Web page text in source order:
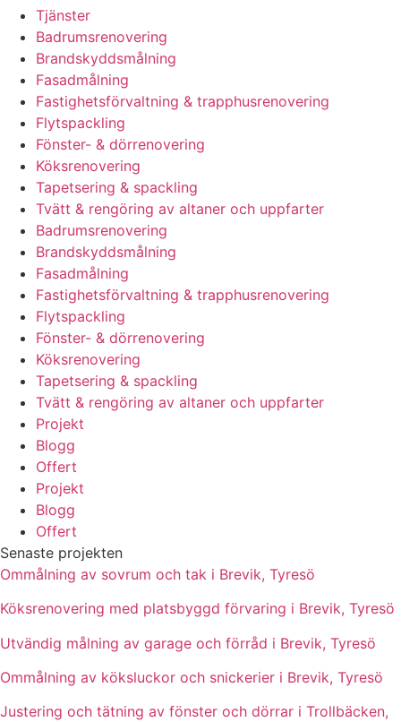
Tjänster
Badrumsrenovering
Brandskyddsmålning
Fasadmålning
Fastighetsförvaltning & trapphusrenovering
Flytspackling
Fönster- & dörrenovering
Köksrenovering
Tapetsering & spackling
Tvätt & rengöring av altaner och uppfarter
Badrumsrenovering
Brandskyddsmålning
Fasadmålning
Fastighetsförvaltning & trapphusrenovering
Flytspackling
Fönster- & dörrenovering
Köksrenovering
Tapetsering & spackling
Tvätt & rengöring av altaner och uppfarter
Projekt
Blogg
Offert
Projekt
Blogg
Offert
Senaste projekten
Ommålning av sovrum och tak i Brevik, Tyresö
Köksrenovering med platsbyggd förvaring i Brevik, Tyresö
Utvändig målning av garage och förråd i Brevik, Tyresö
Ommålning av köksluckor och snickerier i Brevik, Tyresö
Justering och tätning av fönster och dörrar i Trollbäcken,